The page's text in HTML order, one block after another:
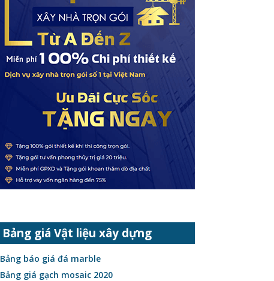
Bảng giá Vật liệu xây dựng
Bảng báo giá đá marble
Bảng giá gạch mosaic 2020